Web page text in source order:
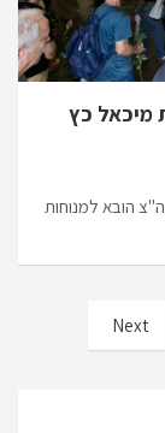
מיכאל כץ
הובא למנוחות
Next